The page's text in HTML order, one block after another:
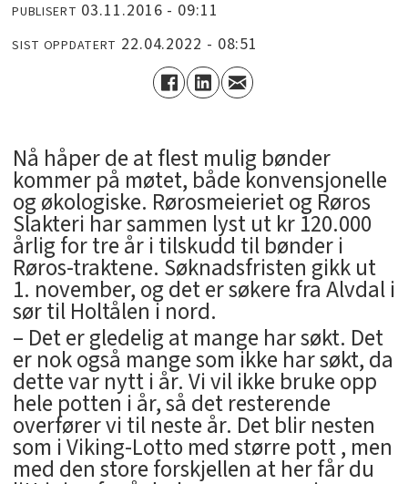
PUBLISERT 03.11.2016 - 09:11
SIST OPPDATERT 22.04.2022 - 08:51
Nå håper de at flest mulig bønder
kommer på møtet, både konvensjonelle
og økologiske. Rørosmeieriet og Røros
Slakteri har sammen lyst ut kr 120.000
årlig for tre år i tilskudd til bønder i
Røros-traktene. Søknadsfristen gikk ut
1. november, og det er søkere fra Alvdal i
sør til Holtålen i nord.
– Det er gledelig at mange har søkt. Det
er nok også mange som ikke har søkt, da
dette var nytt i år. Vi vil ikke bruke opp
hele potten i år, så det resterende
overfører vi til neste år. Det blir nesten
som i Viking-Lotto med større pott , men
med den store forskjellen at her får du